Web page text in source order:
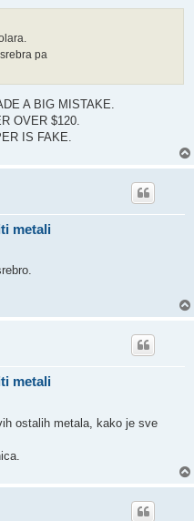
pa
A BIG MISTAKE.
OVER $120.
IS FAKE.
metali
metali
ostalih metala, kako je sve